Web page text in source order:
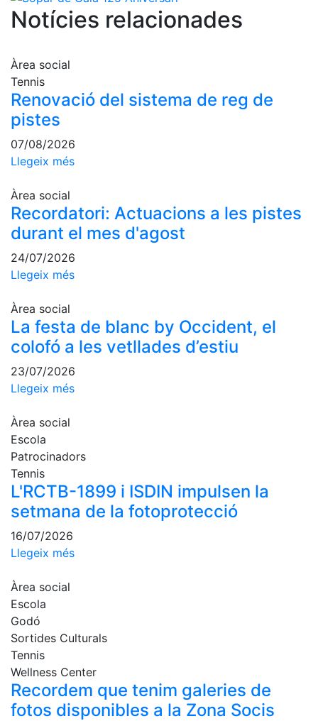
Notícies relacionades
Àrea social
Tennis
Renovació del sistema de reg de
pistes
07/08/2026
Llegeix més
Àrea social
Recordatori: Actuacions a les pistes
durant el mes d'agost
24/07/2026
Llegeix més
Àrea social
La festa de blanc by Occident, el
colofó a les vetllades d’estiu
23/07/2026
Llegeix més
Àrea social
Escola
Patrocinadors
Tennis
L'RCTB-1899 i ISDIN impulsen la
setmana de la fotoprotecció
16/07/2026
Llegeix més
Àrea social
Escola
Godó
Sortides Culturals
Tennis
Wellness Center
Recordem que tenim galeries de
fotos disponibles a la Zona Socis